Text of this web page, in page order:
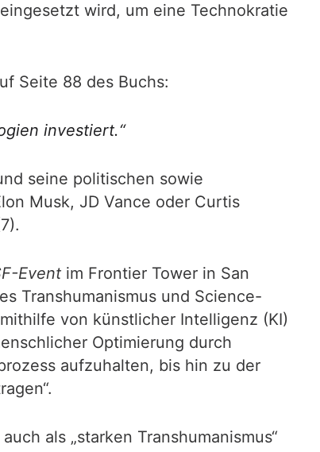
wird, um eine Technokratie
Seite 88 des Buchs:
investiert.“
seine politischen sowie
Musk, JD Vance oder Curtis
Event im Frontier Tower in San
Transhumanismus und Science-
von künstlicher Intelligenz (KI)
Optimierung durch
aufzuhalten, bis hin zu der
als „starken Transhumanismus“